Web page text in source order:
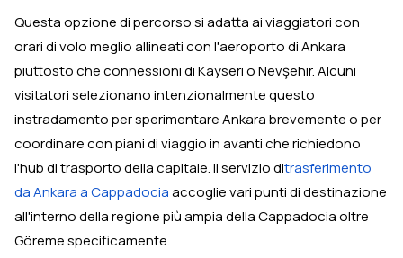
Questa opzione di percorso si adatta ai viaggiatori con
orari di volo meglio allineati con l'aeroporto di Ankara
piuttosto che connessioni di Kayseri o Nevşehir. Alcuni
visitatori selezionano intenzionalmente questo
instradamento per sperimentare Ankara brevemente o per
coordinare con piani di viaggio in avanti che richiedono
l'hub di trasporto della capitale. Il servizio ditrasferimento
da Ankara a Cappadociaaccoglie vari punti di destinazione
all'interno della regione più ampia della Cappadocia oltre
Göreme specificamente.